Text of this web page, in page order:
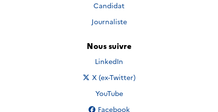
Candidat
Journaliste
Nous suivre
Nous suivre sur
LinkedIn
Nous suivre sur
X (ex-Twitter)
Nous suivre sur
YouTube
Nous suivre sur
Facebook